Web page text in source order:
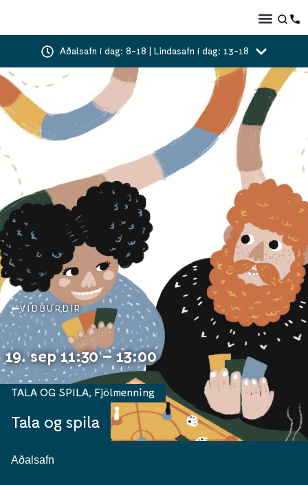
Aðalsafn í dag: 8-18 | Lindasafn í dag: 13-18
VIÐBURÐIR
19. sep 11:30 – 13:00
Tala og spila
TALA OG SPILA Fjölmenning
Aðalsafn